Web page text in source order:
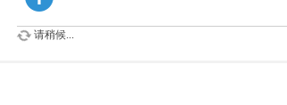
请稍候...